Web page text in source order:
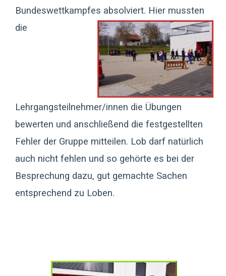
Bundeswettkampfes absolviert. Hier mussten
die
Lehrgangsteilnehmer/innen die Übungen
bewerten und anschließend die festgestellten
Fehler der Gruppe mitteilen. Lob darf natürlich
auch nicht fehlen und so gehörte es bei der
Besprechung dazu, gut gemachte Sachen
entsprechend zu Loben.